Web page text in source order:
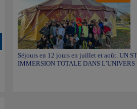
Séjours en 12 jours en juillet et août. UN
IMMERSION TOTALE DANS L’UNIVERS